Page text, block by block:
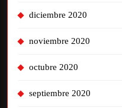
diciembre 2020
noviembre 2020
octubre 2020
septiembre 2020